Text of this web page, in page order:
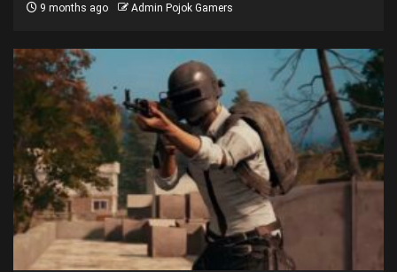
9 months ago Admin Pojok Gamers